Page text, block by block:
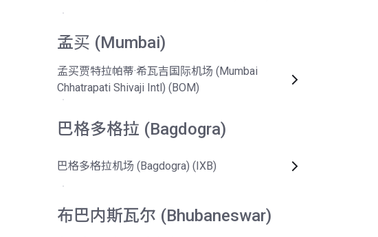
孟买 (Mumbai)
孟买贾特拉帕蒂·希瓦吉国际机场 (Mumbai
Chhatrapati Shivaji Intl) (BOM)
巴格多格拉 (Bagdogra)
巴格多格拉机场 (Bagdogra) (IXB)
布巴内斯瓦尔 (Bhubaneswar)